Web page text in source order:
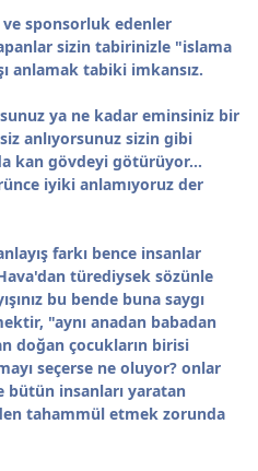
sponsorluk edenler
sizin tabirinizle "islama
anlamak tabiki imkansız.
ya ne kadar eminsiniz bir
anlıyorsunuz sizin gibi
kan gövdeyi götürüyor...
iyiki anlamıyoruz der
farkı bence insanlar
türediysek sözünle
bu bende buna saygı
"aynı anadan babadan
doğan çocukların birisi
seçerse ne oluyor? onlar
bütün insanları yaratan
tahammül etmek zorunda